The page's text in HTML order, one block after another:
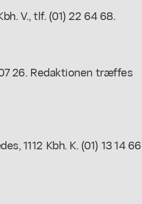
V., tlf. (01) 22 64 68.
07 26. Redaktionen træffes
1112 Kbh. K. (01) 13 14 66